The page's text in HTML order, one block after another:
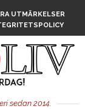
UTMÄRKELSER
sedan 2014.